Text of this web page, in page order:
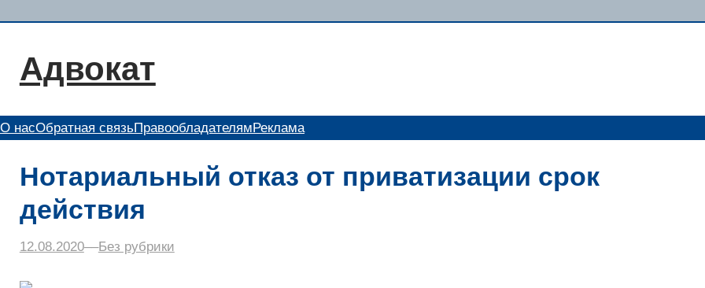
содержимому
Адвокат
О насОбратная связьПравообладателямРеклама
Нотариальный отказ от приватизации срок
действия
12.08.2020––Без рубрики